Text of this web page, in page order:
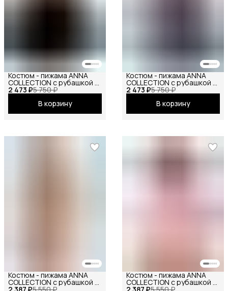
2 473 ₽5 750 ₽
Костюм - пижама ANNA
COLLECTION с рубашкой и
штанами из муслина
(100% хлопок), на резинке
от маленьких до больших
В корзину
2 473 ₽5 750 ₽
Костюм - пижама ANNA
COLLECTION с рубашкой и
штанами из муслина
(100% хлопок), на резинке
от маленьких до больших
В корзину
2 387 ₽5 550 ₽
Костюм - пижама ANNA
COLLECTION с рубашкой и
шортами на резинке, из 2 387 ₽5 550 ₽
Костюм - пижама ANNA
COLLECTION с рубашкой и
шортами на резинке, из